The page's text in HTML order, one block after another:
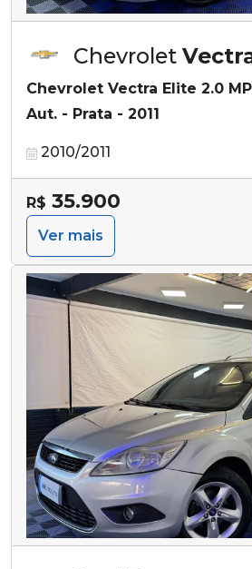
Chevrolet
Chevrolet Vectra Elite 2.0
Aut. - Prata - 2011
2010/2011
R$ 35.900
Ver mais